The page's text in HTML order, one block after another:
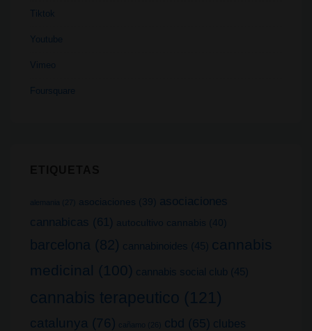
Tiktok
Youtube
Vimeo
Foursquare
alemania (27) asociaciones (39)
asociaciones
cannabicas (61) autocultivo cannabis (40)
barcelona (82) cannabinoides (45) cannabis
medicinal (100) cannabis social club (45)
cannabis terapeutico (121)
catalunya (76) cañamo (26) cbd (65) clubes